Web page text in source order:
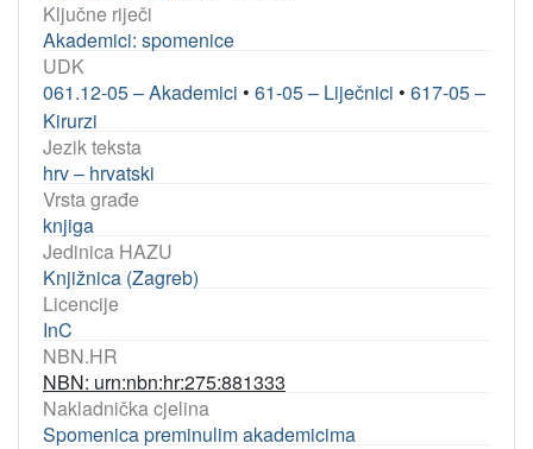
Ključne riječi
Akademici: spomenice
UDK
061.12-05 – Akademici • 61-05 – Liječnici • 617-05 –
Kirurzi
Jezik teksta
hrv – hrvatski
Vrsta građe
knjiga
Jedinica HAZU
Knjižnica (Zagreb)
Licencije
InC
NBN.HR
NBN: urn:nbn:hr:275:881333
Nakladnička cjelina
Spomenica preminulim akademicima